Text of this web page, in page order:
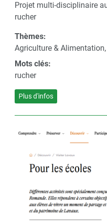
Projet multi-disciplinaire
rucher
Thèmes:
Agriculture &
Mots clés:
rucher
Plus d'infos